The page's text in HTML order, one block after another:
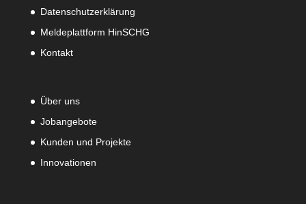
Datenschutzerklärung
Meldeplattform HinSCHG
Kontakt
Über uns
Jobangebote
Kunden und Projekte
Innovationen